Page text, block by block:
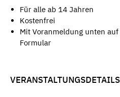
Für alle ab 14 Jahren
Kostenfrei
Mit Voranmeldung unten
Formular
VERANSTALTUNGSDETAILS